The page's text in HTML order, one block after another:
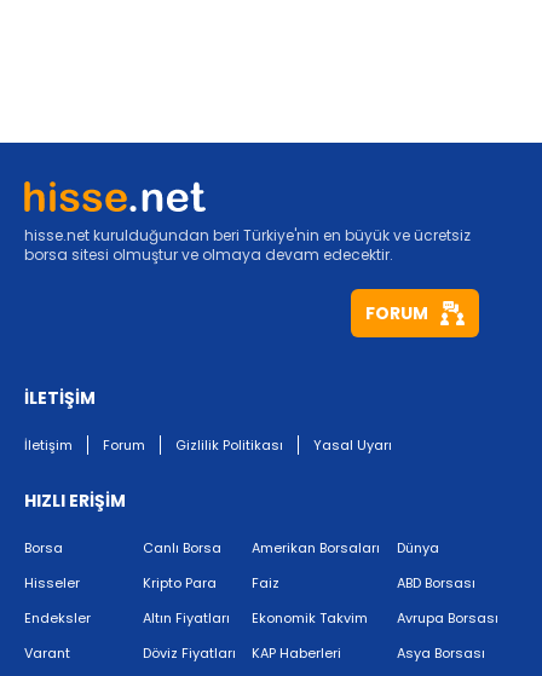
hisse.net kurulduğundan beri Türkiye'nin en büyük ve ücretsiz
borsa sitesi olmuştur ve olmaya devam edecektir.
FORUM
İLETİŞİM
İletişim Forum Gizlilik Politikası Yasal Uyarı
HIZLI ERİŞİM
Borsa
Hisseler
Endeksler
Varant
Canlı Borsa
Kripto Para
Altın Fiyatları
Döviz Fiyatları
Amerikan Borsaları
Faiz
Ekonomik Takvim
KAP Haberleri
Dünya
ABD Borsası
Avrupa Borsası
Asya Borsası